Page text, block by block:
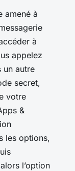
amené à
à
appelez
un autre
secret,
votre
&
les options,
l’option